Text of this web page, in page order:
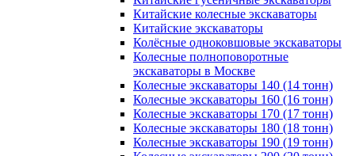
Китайские колесные экскаваторы
Китайские экскаваторы
Колёсные одноковшовые экскаваторы
Колесные полноповоротные
экскаваторы в Москве
Колесные экскаваторы 140 (14 тонн)
Колесные экскаваторы 160 (16 тонн)
Колесные экскаваторы 170 (17 тонн)
Колесные экскаваторы 180 (18 тонн)
Колесные экскаваторы 190 (19 тонн)